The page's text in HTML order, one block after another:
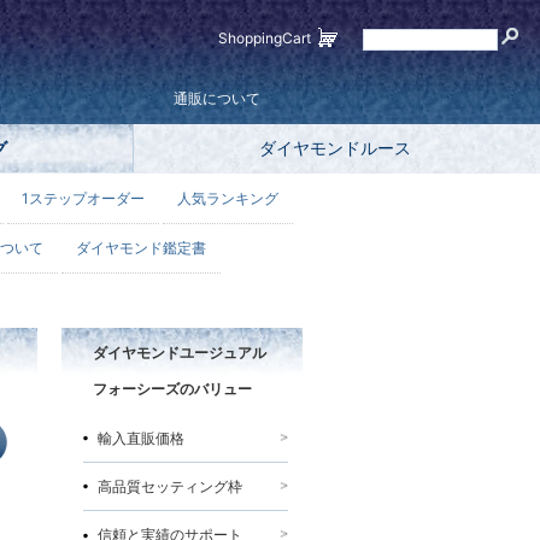
通販について
ダイヤモンドルース
ダイヤモンドユージュアル
フォーシーズのバリュー
輸入直販価格
高品質セッティング枠
信頼と実績のサポート
ShoppingCart
1ステップオーダー 人気ランキング
いて ダイヤモンド鑑定書